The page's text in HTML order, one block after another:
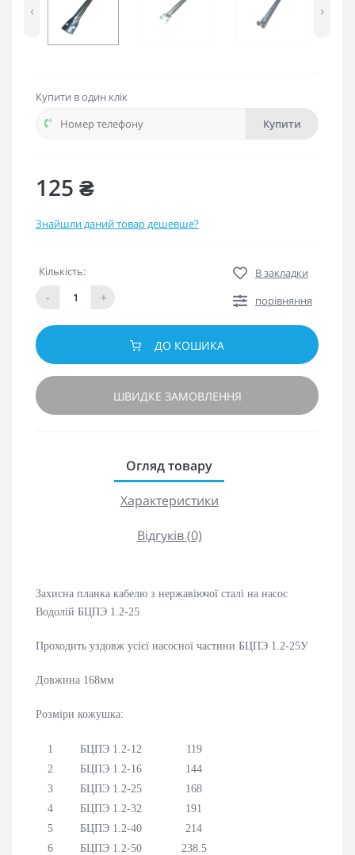
‹ ›
Купити в один клік
Купити
125 ₴
Знайшли даний товар дешевше?
Кількість:
-
+
В закладки
порівняння
ДО КОШИКА
ШВИДКЕ ЗАМОВЛЕННЯ
Огляд товару
Характеристики
Відгуків (0)
Захисна планка кабелю з нержавіючої сталі на насос
Водолій БЦПЭ 1.2-25
Проходить уздовж усієї насосної частини БЦПЭ 1.2-25У
Довжина 168мм
Розміри кожушка:
1 БЦПЭ 1.2-12
119
2
БЦПЭ 1.2-16
144
3
БЦПЭ 1.2-25
168
4
БЦПЭ 1.2-32
191
5
БЦПЭ 1.2-40
214
6
БЦПЭ 1.2-50
238.5